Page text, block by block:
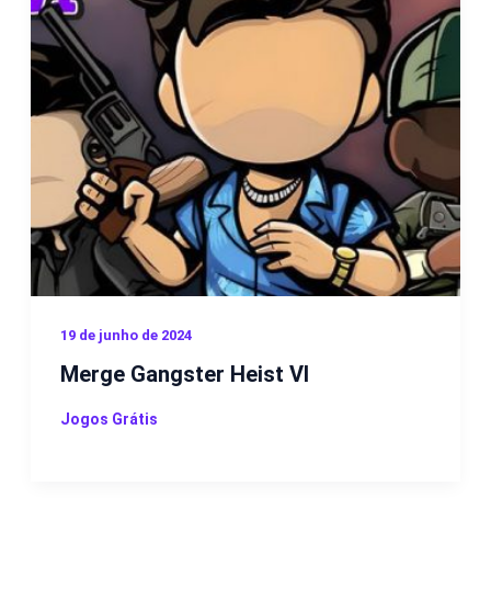
19 de junho de 2024
Merge Gangster Heist VI
Jogos Grátis